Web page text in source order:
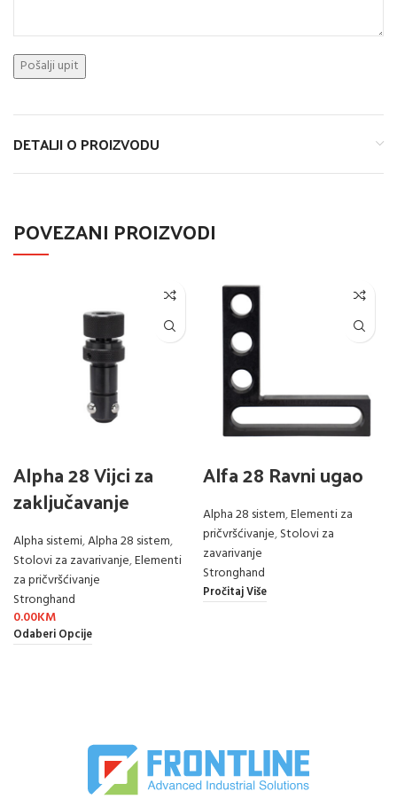
DETALJI O PROIZVODU
POVEZANI PROIZVODI
Alpha 28 Vijci za
zaključavanje
Alpha sistemi,Alpha 28 sistem,
Stolovi za zavarivanje,Elementi
za pričvršćivanje
Stronghand
0.00KM
Odaberi Opcije
Alfa 28 Ravni ugao
Alpha 28 sistem,Elementi za
pričvršćivanje,Stolovi za
zavarivanje
Stronghand
Pročitaj Više